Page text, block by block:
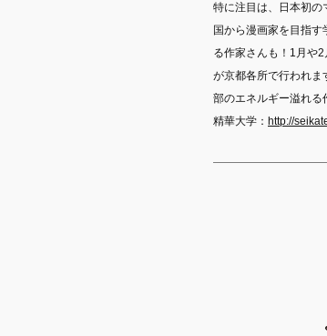
特に注目は、日本初の
国から漫画家を目指
る作家さんも！1月や
が京都各所で行われま
部のエネルギー溢れる
​精華大学： http://